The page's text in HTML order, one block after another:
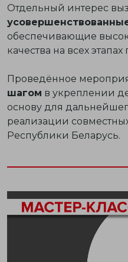
Отдельный интерес
обеспечивающие
качества на всех
Проведённое
шагом в укреплении
основу для
реализации
Республики Беларусь.